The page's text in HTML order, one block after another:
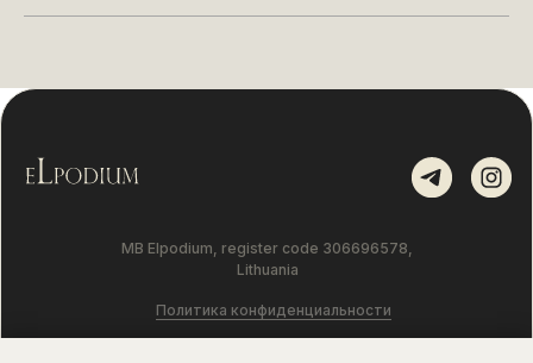
Политика конфиденциальности
MB Elpodium, register code 306696578,
Lithuania